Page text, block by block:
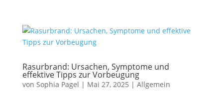
Rasurbrand: Ursachen, Symptome und
effektive Tipps zur Vorbeugung
von Sophia Pagel | Mai 27, 2025 | Allgemein